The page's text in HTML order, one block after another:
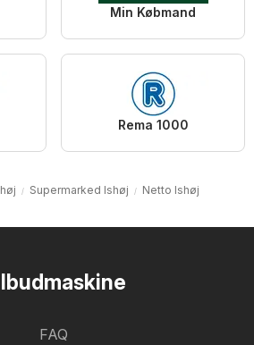
Min Købmand
Rema 1000
Supermarked Ishøj Netto Ishøj
FAQ